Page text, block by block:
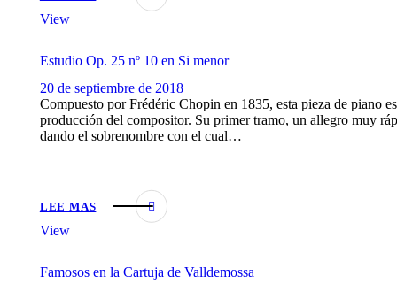
View
Estudio Op. 25 nº 10 en Si menor
20 de septiembre de 2018
Compuesto por Frédéric Chopin en 1835, esta pieza de piano
producción del compositor. Su primer tramo, un allegro muy
dando el sobrenombre con el cual…
LEE MAS
View
Famosos en la Cartuja de Valldemossa